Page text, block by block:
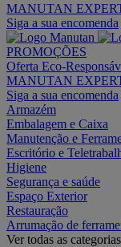
MANUTAN
Siga a sua encomenda
PROMOÇÕES
Oferta Eco-
MANUTAN
Siga a sua encomenda
Armazém
Embalagem e Caixa
Manutenção e
Escritório e
Higiene
Segurança e saúde
Espaço Exterior
Restauração
Arrumação de
Ver todas as categorias